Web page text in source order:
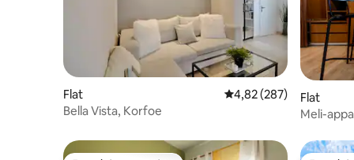
Flat Gemiddelde
4,82 (287)
Bella Vista, Korfoe
Flat
Meli-